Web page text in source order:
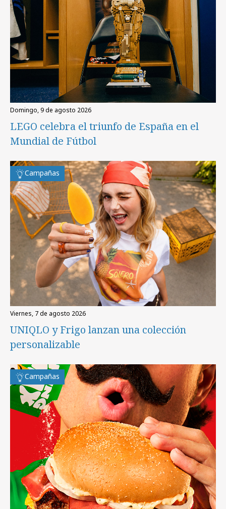
domingo, 9 de agosto 2026
LEGO celebra el triunfo de España en el
Mundial de Fútbol
Campañas
viernes, 7 de agosto 2026
UNIQLO y Frigo lanzan una colección
personalizable
Campañas